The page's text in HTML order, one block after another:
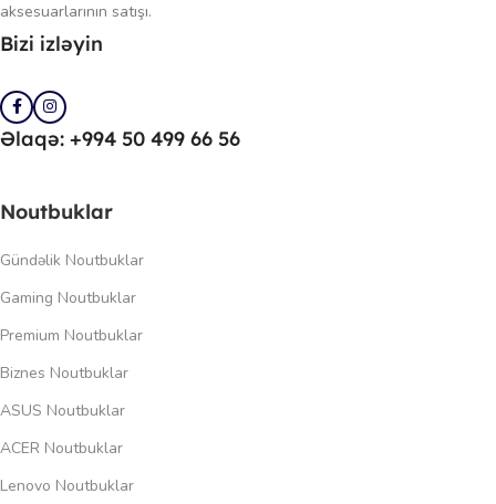
aksesuarlarının satışı.
Bizi izləyin
Əlaqə: +994 50 499 66 56
Noutbuklar
Gündəlik Noutbuklar
Gaming Noutbuklar
Premium Noutbuklar
Biznes Noutbuklar
ASUS Noutbuklar
ACER Noutbuklar
Lenovo Noutbuklar